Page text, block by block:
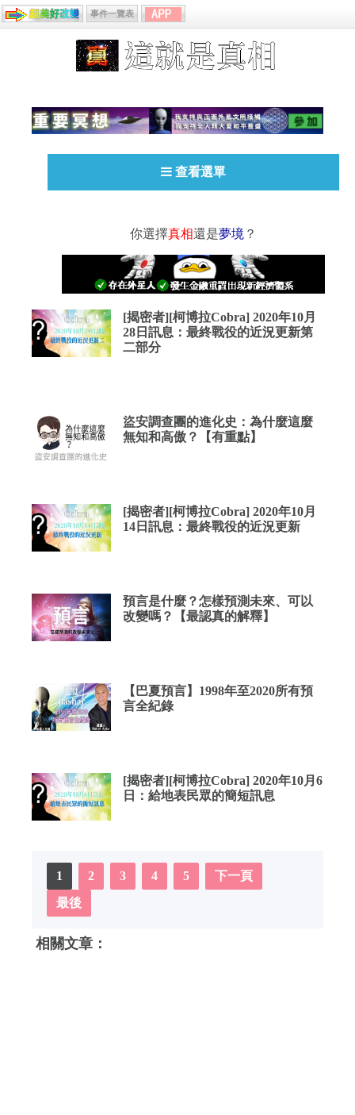
事件一覽表
查看選單
你選擇真相還是夢境 ？
[揭密者][柯博拉Cobra] 2020年10月
28日訊息：最終戰役的近況更新第
二部分
盜安調查團的進化史：為什麼這麼
無知和高傲？【有重點】
[揭密者][柯博拉Cobra] 2020年10月
14日訊息：最終戰役的近況更新
預言是什麼？怎樣預測未來、可以
改變嗎？【最認真的解釋】
【巴夏預言】1998年至2020所有預
言全紀錄
[揭密者][柯博拉Cobra] 2020年10月6
日：給地表民眾的簡短訊息
1 2 3 4 5
下一頁
最後
相關文章：